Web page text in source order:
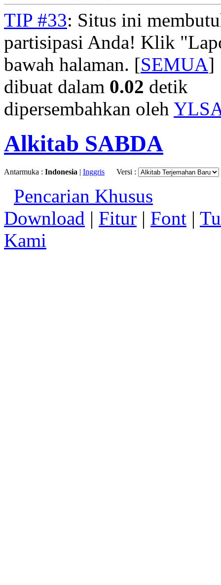
TIP #33: Situs ini
partisipasi Anda! Klik
bawah halaman. [SEMUA]
dibuat dalam 0.02 detik
dipersembahkan oleh
Alkitab SABDA
Antarmuka : Indonesia | Inggris Versi :
Pencarian Khusus
Download | Fitur | Font |
Kami